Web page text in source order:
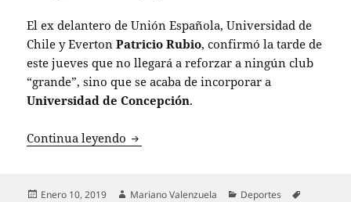
El ex delantero de Unión Española, Universidad de
Chile y EvertonPatricio Rubio, confirmó la tarde de
este jueves que no llegará a reforzar a ningún club
“grande”, sino que se acaba de incorporar a
Universidad de Concepción.
Continua leyendo Pato Rubio confirmó que llega a la U,
Publicado
Enero 10, 2019 Autor
Mariano Valenzuela Categorías
Deportes